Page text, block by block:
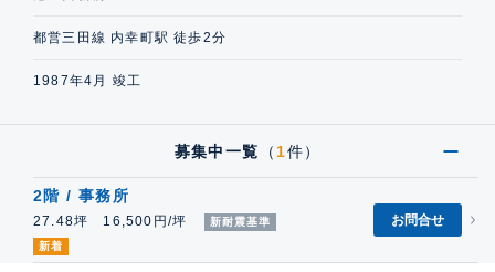
都営三田線 内幸町駅 徒歩2分
1987年4月 竣工
募集中一覧 （ 1件）
2階 / 事務所
27.48坪 16,500円/坪
新耐震基準
新着
お問合せ